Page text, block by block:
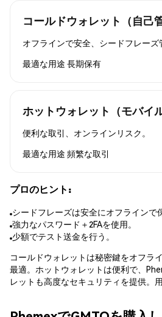
コールドウォレット（自己
オフラインで安全、シードフレーズ
最適な用途 長期保有
ホットウォレット（モバイ
便利な取引、オンラインリスク。
最適な用途 頻繁な取引
プロのヒント:
シードフレーズは安全にオフラインで
強力なパスワード＋2FAを使用。
少額でテスト送金を行う。
コールドウォレットは秘密鍵をオフラ
最適。ホットウォレットは便利で、
レットも高度なセキュリティを提供。